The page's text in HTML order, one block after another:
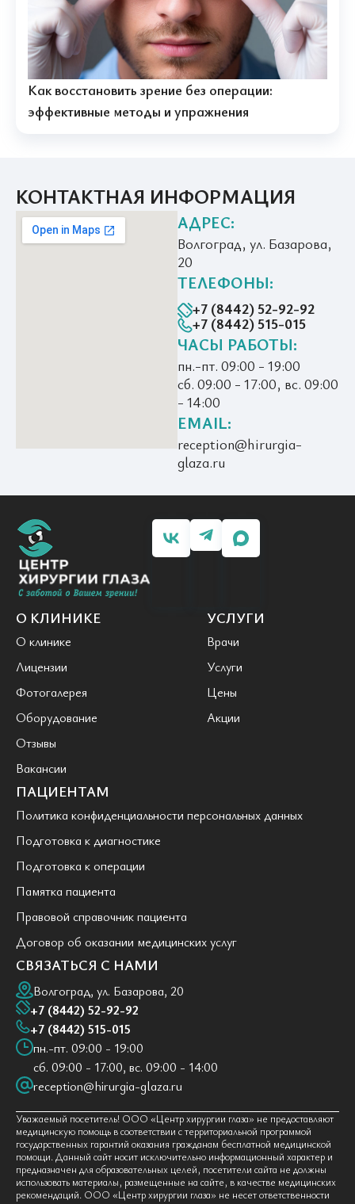
Как восстановить зрение без операции:
эффективные методы и упражнения
КОНТАКТНАЯ ИНФОРМАЦИЯ
АДРЕС:
Волгоград, ул. Базарова,
20
ТЕЛЕФОНЫ:
+7 (8442) 52-92-92
+7 (8442) 515-015
ЧАСЫ РАБОТЫ:
пн.-пт. 09:00 - 19:00
сб. 09:00 - 17:00, вс. 09:00
- 14:00
EMAIL:
reception@hirurgia-
glaza.ru
О КЛИНИКЕ
О клинике
Лицензии
Фотогалерея
Оборудование
Отзывы
Вакансии
УСЛУГИ
Врачи
Услуги
Цены
Акции
ПАЦИЕНТАМ
Политика конфиденциальности персональных данных
Подготовка к диагностике
Подготовка к операции
Памятка пациента
Правовой справочник пациента
Договор об оказании медицинских услуг
СВЯЗАТЬСЯ С НАМИ
Волгоград, ул. Базарова, 20
+7 (8442) 52-92-92
+7 (8442) 515-015
пн.-пт. 09:00 - 19:00
сб. 09:00 - 17:00, вс. 09:00 - 14:00
reception@hirurgia-glaza.ru
Уважаемый посетитель! ООО «Центр хирургии глаза» не предоставляют
медицинскую помощь в соответствии с территориальной программой
государственных гарантий оказания гражданам бесплатной медицинской
помощи. Данный сайт носит исключительно информационный характер и
предназначен для образовательных целей, посетители сайта не должны
использовать материалы, размещенные на сайте, в качестве медицинских
рекомендаций. ООО «Центр хирургии глаза» не несет ответственности